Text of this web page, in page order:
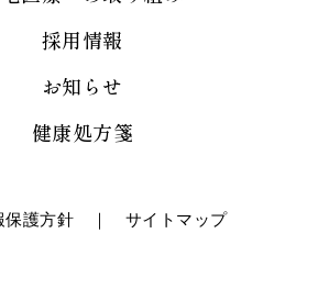
採用情報
お知らせ
健康処方箋
保護方針 ｜ サイトマップ